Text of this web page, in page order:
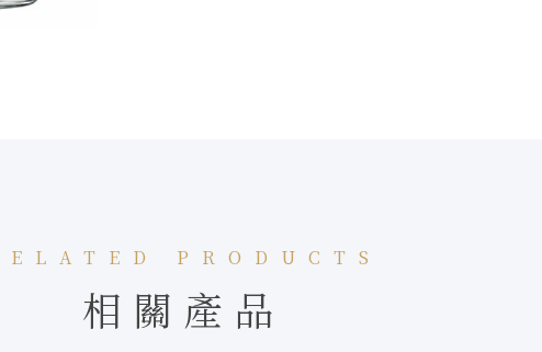
PRODUCTS
相關產品